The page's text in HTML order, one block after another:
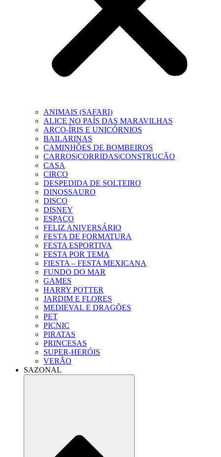
ANIMAIS (SAFARI)
ALICE NO PAÍS DAS MARAVILHAS
ARCO-ÍRIS E UNICÓRNIOS
BAILARINAS
CAMINHÕES DE BOMBEIROS
CARROS|CORRIDAS|CONSTRUÇÃO
CASA
CIRCO
DESPEDIDA DE SOLTEIRO
DINOSSAURO
DISCO
DISNEY
ESPAÇO
FELIZ ANIVERSÁRIO
FESTA DE FORMATURA
FESTA ESPORTIVA
FESTA POR TEMA
FIESTA – FESTA MEXICANA
FUNDO DO MAR
GAMES
HARRY POTTER
JARDIM E FLORES
MEDIEVAL E DRAGÕES
PET
PICNIC
PIRATAS
PRINCESAS
SUPER-HERÓIS
VERÃO
SAZONAL